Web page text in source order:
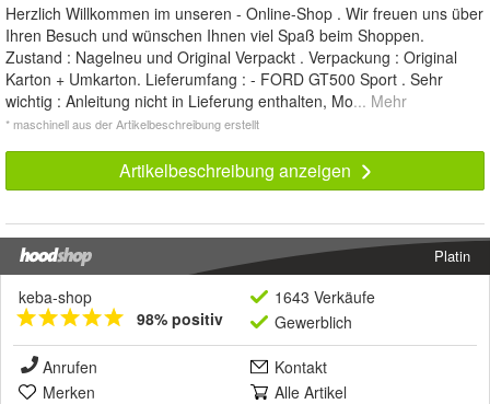
Herzlich Willkommen im unseren - Online-Shop . Wir freuen uns über
Ihren Besuch und wünschen Ihnen viel Spaß beim Shoppen.
Zustand : Nagelneu und Original Verpackt . Verpackung : Original
Karton + Umkarton. Lieferumfang : - FORD GT500 Sport . Sehr
wichtig : Anleitung nicht in Lieferung enthalten, Mo... Mehr
* maschinell aus der Artikelbeschreibung erstellt
Artikelbeschreibung anzeigen
Platin
keba-shop
98% positiv
1643 Verkäufe
Gewerblich
Anrufen
Kontakt
Merken
Alle Artikel